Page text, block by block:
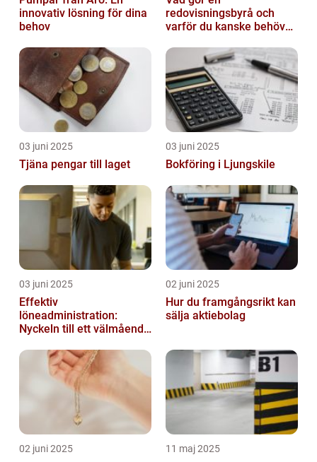
innovativ lösning för dina
behov
redovisningsbyrå och
varför du kanske behöver
03 juni 2025
Tjäna pengar till laget
03 juni 2025
Bokföring i Ljungskile
03 juni 2025
Effektiv
löneadministration:
Nyckeln till ett välmående
02 juni 2025
Hur du framgångsrikt kan
sälja aktiebolag
02 juni 2025 11 maj 2025